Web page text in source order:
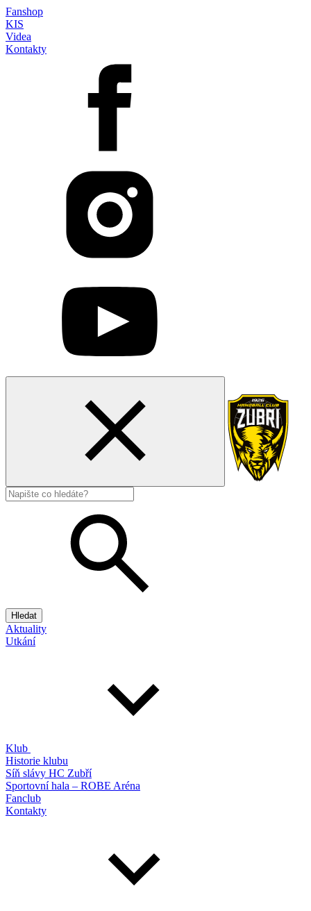
Fanshop
KIS
Videa
Kontakty
Hledat
Aktuality
Utkání
Klub
Historie klubu
Síň slávy HC Zubří
Sportovní hala – ROBE Aréna
Fanclub
Kontakty